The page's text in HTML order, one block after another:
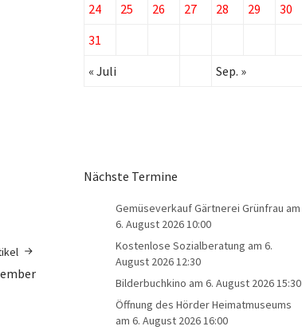
24
25 26 27 28 29
30
31
« Juli
Sep. »
Nächste Termine
Gemüseverkauf Gärtnerei Grünfrau am
6. August 2026 10:00
Kostenlose Sozialberatung am 6.
August 2026 12:30
Bilderbuchkino am 6. August 2026 15:30
Öffnung des Hörder Heimatmuseums
am 6. August 2026 16:00